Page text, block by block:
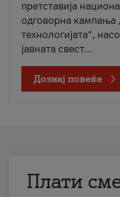
претставија
одговорна кампања
технологијата“,
јавната свест...
Дознај повеќе
Плати